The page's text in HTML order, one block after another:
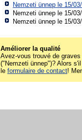
Nemzeti ünnep le 15/
Nemzeti ünnep le 15/
Nemzeti ünnep le 15/
Améliorer la qualité
Avez-vous trouvé de
("Nemzeti ünnep")? Alors
le formulaire de contact!